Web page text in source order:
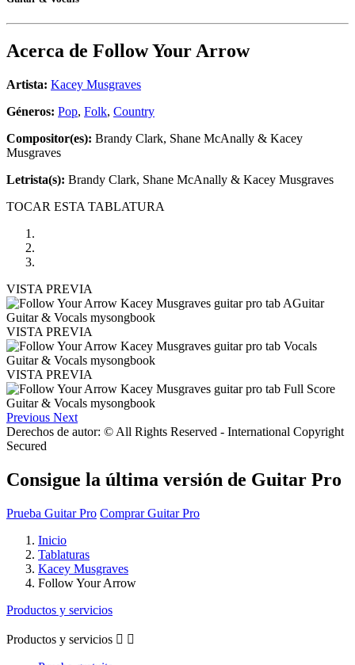
Acerca de Follow Your Arrow
Artista: Kacey Musgraves
Géneros: Pop, Folk, Country
Compositor(es): Brandy Clark, Shane McAnally & Kacey
Musgraves
Letrista(s): Brandy Clark, Shane McAnally & Kacey Musgraves
TOCAR ESTA TABLATURA
VISTA PREVIA
VISTA PREVIA
VISTA PREVIA
Previous Next
Derechos de autor: © All Rights Reserved - International Copyright
Secured
Consigue la última versión de Guitar Pro
Prueba Guitar Pro Comprar Guitar Pro
Inicio
Tablaturas
Kacey Musgraves
Follow Your Arrow
Productos y servicios
Productos y servicios  